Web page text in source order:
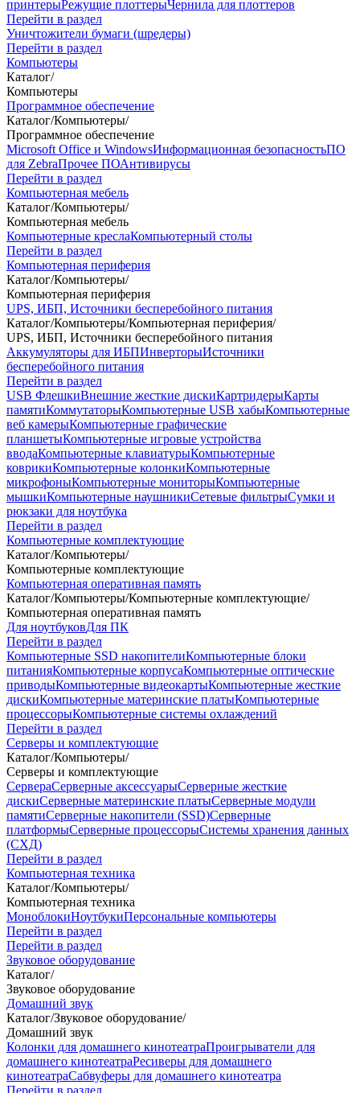
принтерыРежущие плоттерыЧернила для плоттеров
Перейти в раздел
Уничтожители бумаги (шредеры)
Перейти в раздел
Компьютеры
Каталог/
Компьютеры
Программное обеспечение
Каталог/Компьютеры/
Программное обеспечение
Microsoft Office и WindowsИнформационная безопасностьПО
для ZebraПрочее ПОАнтивирусы
Перейти в раздел
Компьютерная мебель
Каталог/Компьютеры/
Компьютерная мебель
Компьютерные креслаКомпьютерный столы
Перейти в раздел
Компьютерная периферия
Каталог/Компьютеры/
Компьютерная периферия
UPS, ИБП, Источники бесперебойного питания
Каталог/Компьютеры/Компьютерная периферия/
UPS, ИБП, Источники бесперебойного питания
Аккумуляторы для ИБПИнверторыИсточники
бесперебойного питания
Перейти в раздел
USB ФлешкиВнешние жесткие дискиКартридерыКарты
памятиКоммутаторыКомпьютерные USB хабыКомпьютерные
веб камерыКомпьютерные графические
планшетыКомпьютерные игровые устройства
вводаКомпьютерные клавиатурыКомпьютерные
коврикиКомпьютерные колонкиКомпьютерные
микрофоныКомпьютерные мониторыКомпьютерные
мышкиКомпьютерные наушникиСетевые фильтрыСумки и
рюкзаки для ноутбука
Перейти в раздел
Компьютерные комплектующие
Каталог/Компьютеры/
Компьютерные комплектующие
Компьютерная оперативная память
Каталог/Компьютеры/Компьютерные комплектующие/
Компьютерная оперативная память
Для ноутбуковДля ПК
Перейти в раздел
Компьютерные SSD накопителиКомпьютерные блоки
питанияКомпьютерные корпусаКомпьютерные оптические
приводыКомпьютерные видеокартыКомпьютерные жесткие
дискиКомпьютерные материнские платыКомпьютерные
процессорыКомпьютерные системы охлаждений
Перейти в раздел
Серверы и комплектующие
Каталог/Компьютеры/
Серверы и комплектующие
СервераСерверные аксессуарыСерверные жесткие
дискиСерверные материнские платыСерверные модули
памятиСерверные накопители (SSD)Серверные
платформыСерверные процессорыСистемы хранения данных
(СХД)
Перейти в раздел
Компьютерная техника
Каталог/Компьютеры/
Компьютерная техника
МоноблокиНоутбукиПерсональные компьютеры
Перейти в раздел
Перейти в раздел
Звуковое оборудование
Каталог/
Звуковое оборудование
Домашний звук
Каталог/Звуковое оборудование/
Домашний звук
Колонки для домашнего кинотеатраПроигрыватели для
домашнего кинотеатраРесиверы для домашнего
кинотеатраСабвуферы для домашнего кинотеатра
Перейти в раздел